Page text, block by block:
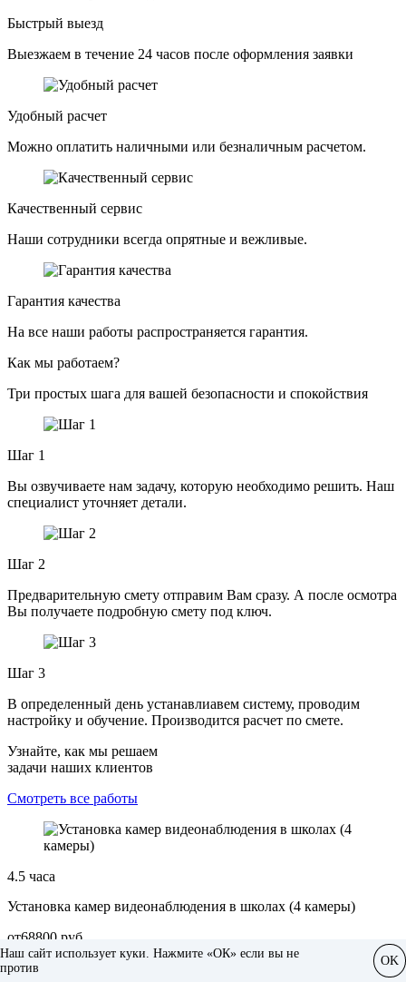
Быстрый выезд
Выезжаем в течение 24 часов после оформления заявки
Удобный расчет
Можно оплатить наличными или безналичным расчетом.
Качественный сервис
Наши сотрудники всегда опрятные и вежливые.
Гарантия качества
На все наши работы распространяется гарантия.
Как мы работаем?
Три простых шага для вашей безопасности и спокойствия
Шаг 1
Вы озвучиваете нам задачу, которую необходимо решить. Наш
специалист уточняет детали.
Шаг 2
Предварительную смету отправим Вам сразу. А после осмотра
Вы получаете подробную смету под ключ.
Шаг 3
В определенный день устанавлиавем систему, проводим
настройку и обучение. Производится расчет по смете.
Узнайте, как мы решаем
задачи наших клиентов
Смотреть все работы
4.5 часа
Установка камер видеонаблюдения в школах (4 камеры)
от68800 руб
Наш сайт использует куки. Нажмите «ОК» если вы не
против
OK